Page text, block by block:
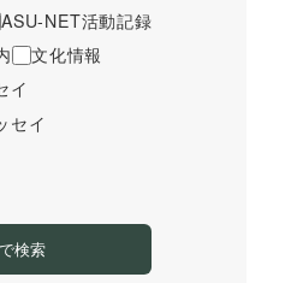
ASU-NET活動記録
文化情報
イ
セイ
検索